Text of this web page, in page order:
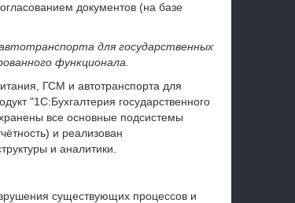
документов (на базе
для государственных
функционала.
ГСМ и автотранспорта для
"1С:Бухгалтерия государственного
все основные подсистемы
и реализован
и аналитики.
существующих процессов и